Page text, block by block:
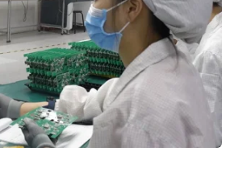
Đức Angela Merkel, Tổng thống
cảnh báo về sự suy đoán và
vụ tấn công bị tình nghi sử
khu vực Douma.